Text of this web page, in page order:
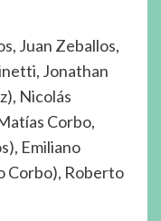
Juan Zeballos,
Jonathan
Nicolás
Corbo,
Emiliano
Corbo), Roberto